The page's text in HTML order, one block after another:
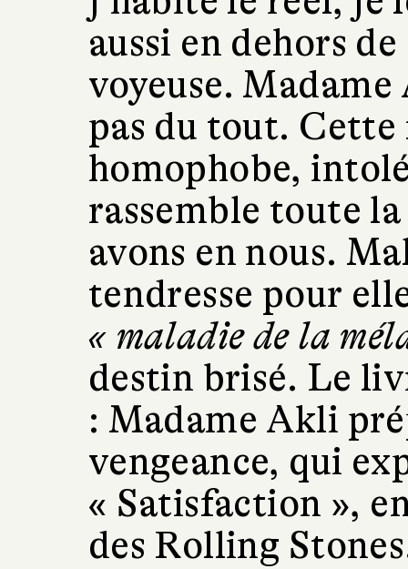
aussi en dehors
voyeuse.
pas du tout. Cette
homophobe,
rassemble toute
avons en nous.
tendresse pour
« maladie de la
destin brisé. Le
: Madame Akli
vengeance, qui
« Satisfaction »,
des Rolling